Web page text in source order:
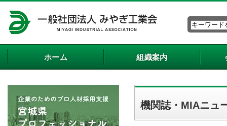
ホーム 組織案内
機関誌・MIAニュ